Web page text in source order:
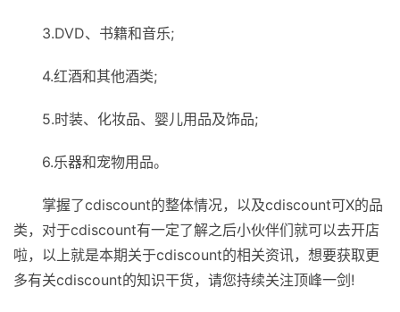
3.DVD、书籍和音乐;
4.红酒和其他酒类;
5.时装、化妆品、婴儿用品及饰品;
6.乐器和宠物用品。
掌握了cdiscount的整体情况，以及cdiscount可X的品
类，对于cdiscount有一定了解之后小伙伴们就可以去开店
啦，以上就是本期关于cdiscount的相关资讯，想要获取更
多有关cdiscount的知识干货，请您持续关注顶峰一剑!